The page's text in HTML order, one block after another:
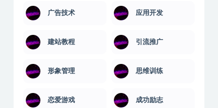
广告技术 应用开发
建站教程 引流推广
形象管理 思维训练
恋爱游戏 成功励志